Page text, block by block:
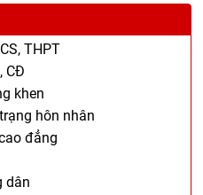
THPT
CĐ
khen
hôn nhân
đẳng
dân